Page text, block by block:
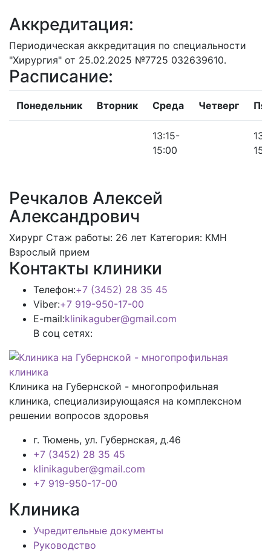
Аккредитация:
Периодическая аккредитация по специальности
"Хирургия" от 25.02.2025 №7725 032639610.
Расписание:
Понедельник Вторник Среда Четверг
13:15-
15:00
Речкалов Алексей
Александрович
Хирург Стаж работы: 26 лет Категория: КМН
Взрослый прием
Контакты клиники
Телефон:+7 (3452) 28 35 45
Viber:+7 919-950-17-00
E-mail:klinikaguber@gmail.com
В соц сетях:
Клиника на Губернской - многопрофильная
клиника, специализирующаяся на комплексном
решении вопросов здоровья
г. Тюмень, ул. Губернская, д.46
+7 (3452) 28 35 45
klinikaguber@gmail.com
+7 919-950-17-00
Клиника
Учредительные документы
Руководство